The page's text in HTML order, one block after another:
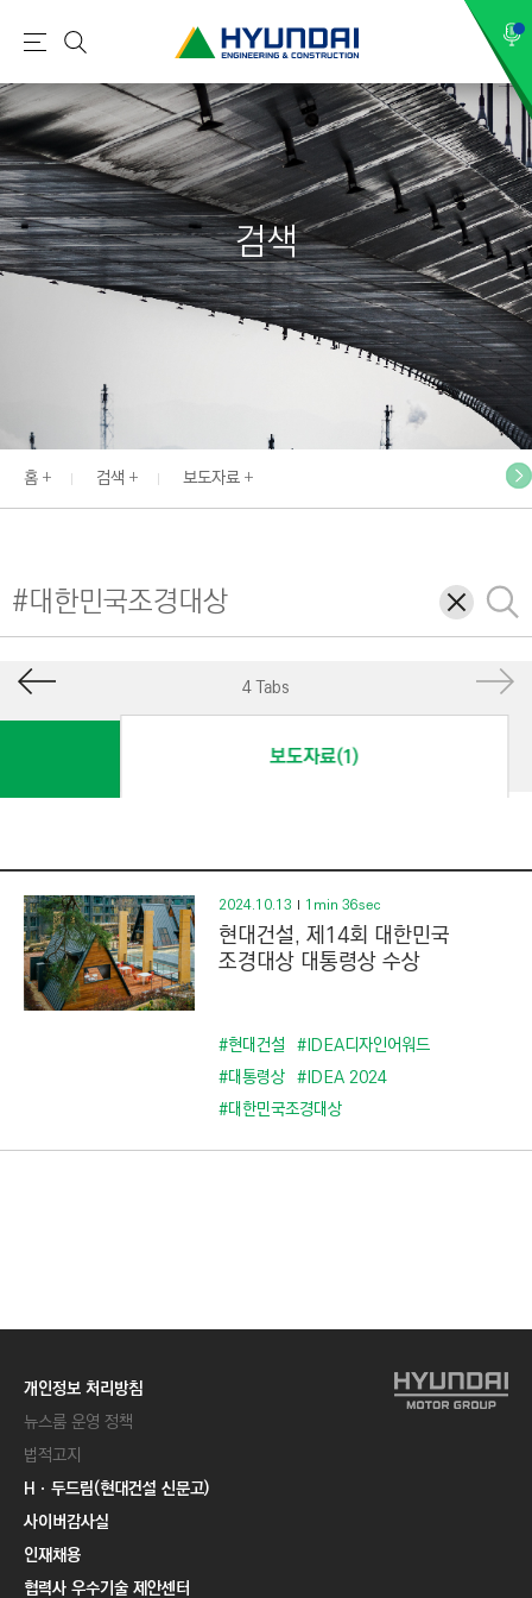
현
건
설
(
H
Y
U
N
E
N
N
E
I
O
N
S
T
R
메
뉴
검
색
검색
홈 검색 보도자료
삭
제
검
색
4 Tabs
보도자료(1)
2024.10.13 1min 36sec
현대건설, 제14회 대한민국
조경대상 대통령상 수상
#현대건설 #IDEA디자인어워드
#대통령상 #IDEA 2024
#대한민국조경대상
개인정보 처리방침
뉴스룸 운영 정책
법적고지
Hㆍ두드림(현대건설 신문고)
사이버감사실
인재채용
협력사 우수기술 제안센터